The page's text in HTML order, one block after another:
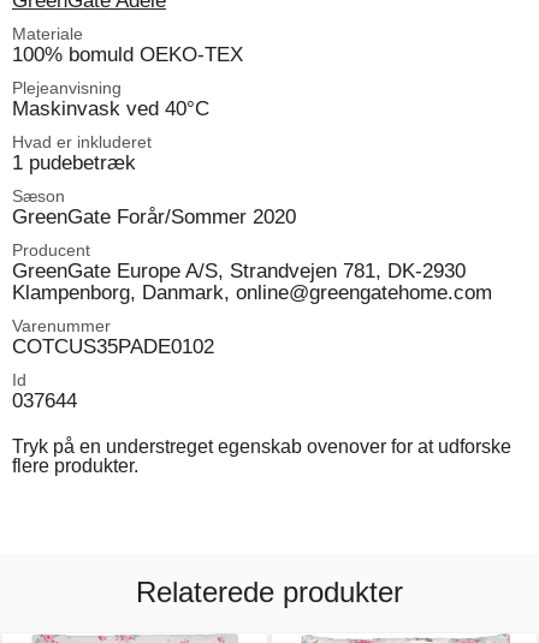
Materiale
100% bomuld OEKO-TEX
Plejeanvisning
Maskinvask ved 40°C
Hvad er inkluderet
1 pudebetræk
Sæson
GreenGate Forår/Sommer 2020
Producent
GreenGate Europe A/S, Strandvejen 781, DK-2930
Klampenborg, Danmark, online@greengatehome.com
Varenummer
COTCUS35PADE0102
Id
037644
Tryk på en understreget egenskab ovenover for at udforske
flere produkter.
Relaterede produkter